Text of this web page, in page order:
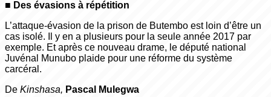
■ Des évasions à répétition
L’attaque-évasion de la prison de Butembo est loin d’être un
cas isolé. Il y en a plusieurs pour la seule année 2017 par
exemple. Et après ce nouveau drame, le député national
Juvénal Munubo plaide pour une réforme du système
carcéral.
De Kinshasa, Pascal Mulegwa